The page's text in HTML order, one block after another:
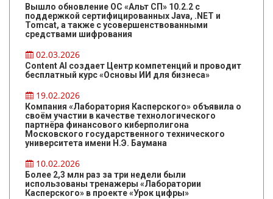
Вышло обновление ОС «Альт СП» 10.2.2 с
поддержкой сертифицированных Java, .NET и
Tomcat, а также с усовершенствованными
средствами шифрования
02.03.2026
Content AI создает Центр компетенций и проводит
бесплатный курс «Основы ИИ для бизнеса»
19.02.2026
Компания «Лаборатория Касперского» объявила о
своём участии в качестве технологического
партнёра финансового киберполигона
Московского государственного технического
университета имени Н.Э. Баумана
10.02.2026
Более 2,3 млн раз за три недели были
использованы тренажеры «Лаборатории
Касперского» в проекте «Урок цифры»